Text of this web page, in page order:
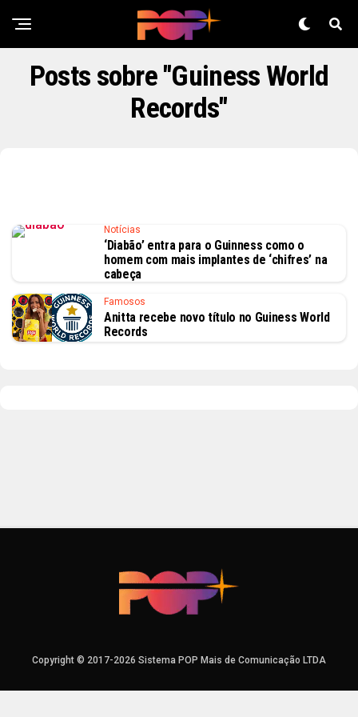
Posts sobre "Guiness World
Records"
Notícias
‘Diabão’ entra para o Guinness como o
homem com mais implantes de ‘chifres’ na
cabeça
Famosos
Anitta recebe novo título no Guiness World
Records
Copyright © 2017-2026 Sistema POP Mais de Comunicação LTDA